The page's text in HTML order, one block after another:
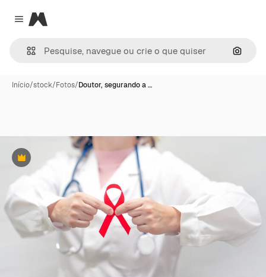
Close menu
Magnific
Início/stock/Fotos/Doutor, segurando a …
Premium